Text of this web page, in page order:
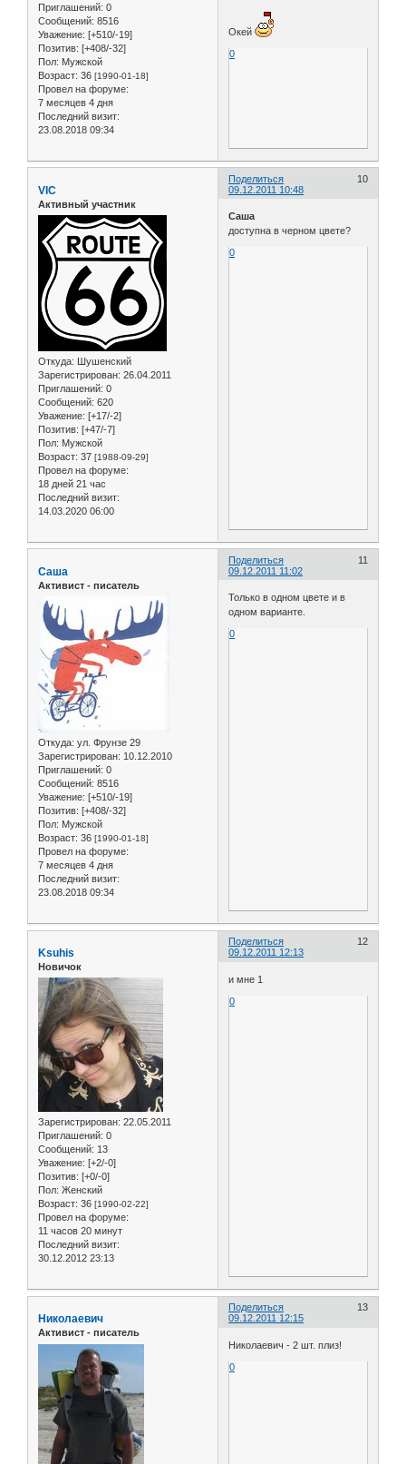
Приглашений: 0
Сообщений: 8516
Уважение: [+510/-19]
Позитив: [+408/-32]
Пол: Мужской
Возраст: 36 [1990-01-18]
Провел на форуме:
7 месяцев 4 дня
Последний визит:
23.08.2018 09:34
Окей
0
Поделиться
10
09.12.2011 10:48
VIC
Активный участник
Откуда: Шушенский
Зарегистрирован: 26.04.2011
Приглашений: 0
Сообщений: 620
Уважение: [+17/-2]
Позитив: [+47/-7]
Пол: Мужской
Возраст: 37 [1988-09-29]
Провел на форуме:
18 дней 21 час
Последний визит:
14.03.2020 06:00
Саша
доступна в черном цвете?
0
Поделиться
11
09.12.2011 11:02
Саша
Активист - писатель
Откуда: ул. Фрунзе 29
Зарегистрирован: 10.12.2010
Приглашений: 0
Сообщений: 8516
Уважение: [+510/-19]
Позитив: [+408/-32]
Пол: Мужской
Возраст: 36 [1990-01-18]
Провел на форуме:
7 месяцев 4 дня
Последний визит:
23.08.2018 09:34
Только в одном цвете и в
одном варианте.
0
Поделиться
12
09.12.2011 12:13
Ksuhis
Новичок
Зарегистрирован: 22.05.2011
Приглашений: 0
Сообщений: 13
Уважение: [+2/-0]
Позитив: [+0/-0]
Пол: Женский
Возраст: 36 [1990-02-22]
Провел на форуме:
11 часов 20 минут
Последний визит:
30.12.2012 23:13
и мне 1
0
Поделиться
13
09.12.2011 12:15
Николаевич
Активист - писатель
Николаевич - 2 шт. плиз!
0